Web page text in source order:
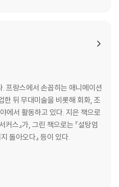
프랑스에서 손꼽히는 애니메이션
한 뒤 무대미술을 비롯해 회화, 조
에서 활동하고 있다. 지은 책으로
커스』가, 그린 책으로는 『설탕엄
지 돌아오다』 등이 있다.